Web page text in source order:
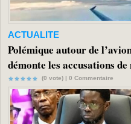
ACTUALITE
Polémique autour de
démonte les accusations
(0 vote) | 0 Commentaire